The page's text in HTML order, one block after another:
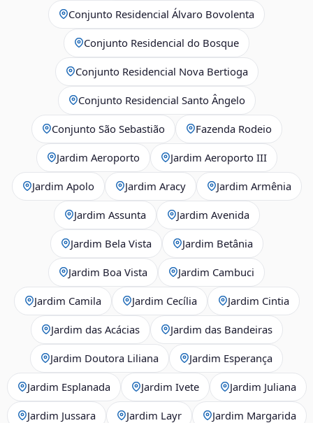
Conjunto Residencial Álvaro Bovolenta
Conjunto Residencial do Bosque
Conjunto Residencial Nova Bertioga
Conjunto Residencial Santo Ângelo
Conjunto São Sebastião Fazenda Rodeio
Jardim Aeroporto Jardim Aeroporto III
Jardim Apolo Jardim Aracy Jardim Armênia
Jardim Assunta Jardim Avenida
Jardim Bela Vista Jardim Betânia
Jardim Boa Vista Jardim Cambuci
Jardim Camila Jardim Cecília Jardim Cintia
Jardim das Acácias Jardim das Bandeiras
Jardim Doutora Liliana Jardim Esperança
Jardim Esplanada Jardim Ivete Jardim Juliana
Jardim Jussara Jardim Layr Jardim Margarida